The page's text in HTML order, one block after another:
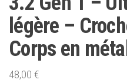
légère –
Corps en
48,00 €